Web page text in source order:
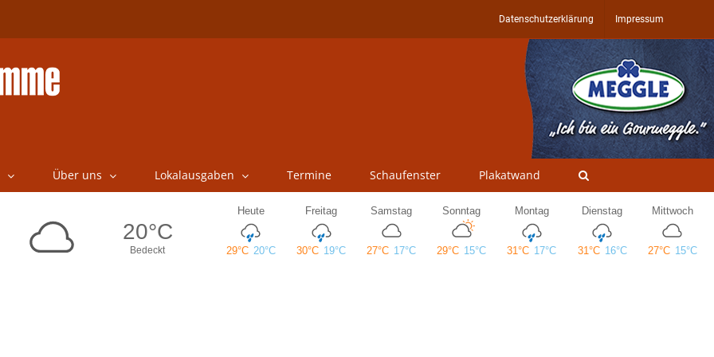
Datenschutzerklärung Impressum
Über uns Lokalausgaben Termine Schaufenster Plakatwand